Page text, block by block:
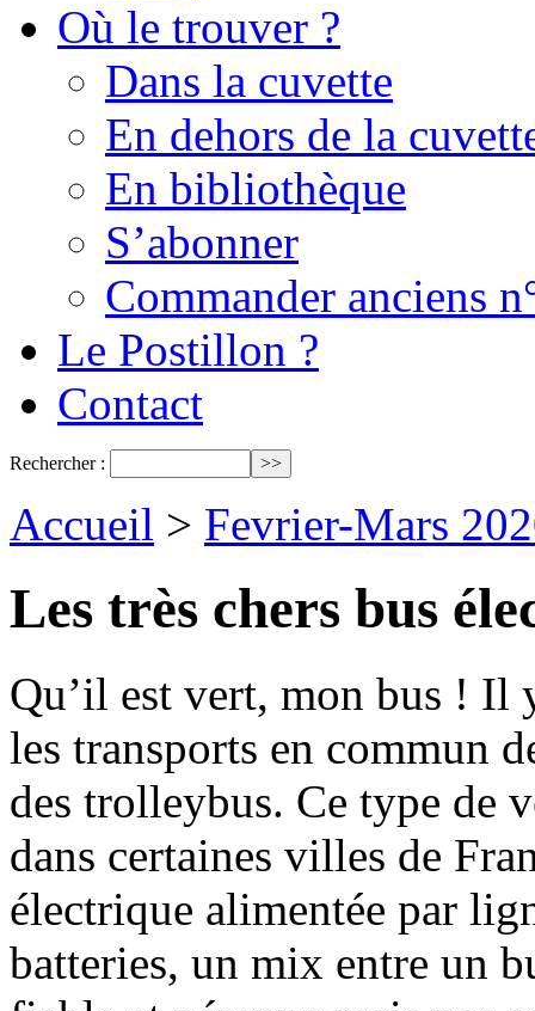
Où le trouver ?
Dans la cuvette
En dehors de la
En bibliothèque
S’abonner
Commander anciens
Le Postillon ?
Contact
Rechercher :
Accueil > Fevrier-Mars
Les très chers bus
Qu’il est vert, mon bus ! Il
les transports en commun
des trolleybus. Ce type de
dans certaines villes de
électrique alimentée par
batteries, un mix entre un